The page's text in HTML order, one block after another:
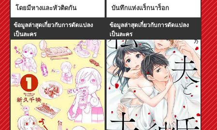
โดยมีหางและหัวติดกัน บันทึกแห่งแร็กนาร็อก
ข้อมูลล่าสุดเกี่ยวกับการดัดแปลง
เป็นละคร
ข้อมูลล่าสุดเกี่ยวกับการดัดแปลง
เป็นละคร